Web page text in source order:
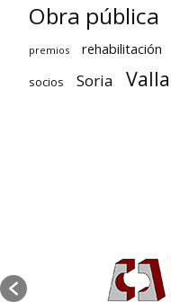
Obra pública
premios rehabilitación
socios Soria